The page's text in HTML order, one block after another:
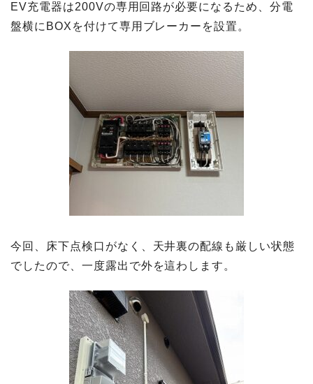
EV充電器は200Vの専用回路が必要になるため、分電
盤横にBOXを付けて専用ブレーカーを設置。
今回、床下点検口がなく、天井裏の配線も厳しい状態
でしたので、一度露出で外を這わします。